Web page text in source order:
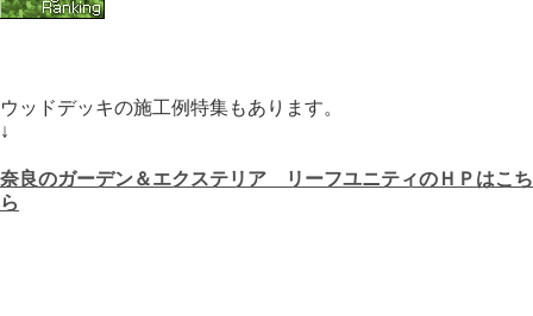
ウッドデッキの施工例特集もあります。
↓
奈良のガーデン＆エクステリア リーフユニティのＨＰはこち
ら